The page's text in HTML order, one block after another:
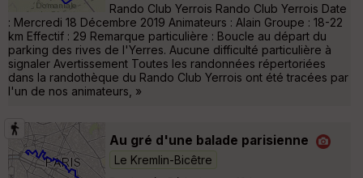
Rando Club Yerrois Rando Club Yerrois Date
: Mercredi 18 Décembre 2019 Animateurs : Alain Groupe : 18-22
km Effectif : 29 Remarque particulière : Boucle au départ du
parking des rives de l'Yerres. Aucune difficulté particulière à
signaler Avertissement Toutes les randonnées répertoriées
dans la randothèque du Rando Club Yerrois ont été tracées par
l'un de nos animateurs, »
Au gré d'une balade parisienne
Le Kremlin-Bicêtre